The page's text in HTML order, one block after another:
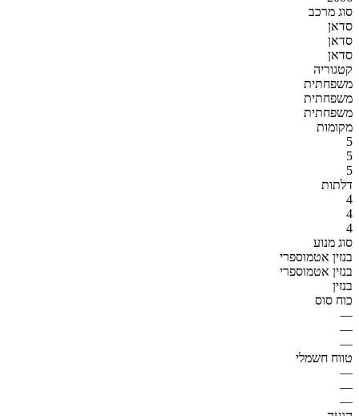
סוג מרכב
סדאן
סדאן
סדאן
קטגוריה
משפחתית
משפחתית
משפחתית
מקומות
5
5
5
דלתות
4
4
4
סוג מנוע
בנזין אטמוספרי
בנזין אטמוספרי
בנזין
כוח סוס
—
—
—
טווח חשמלי
—
—
—